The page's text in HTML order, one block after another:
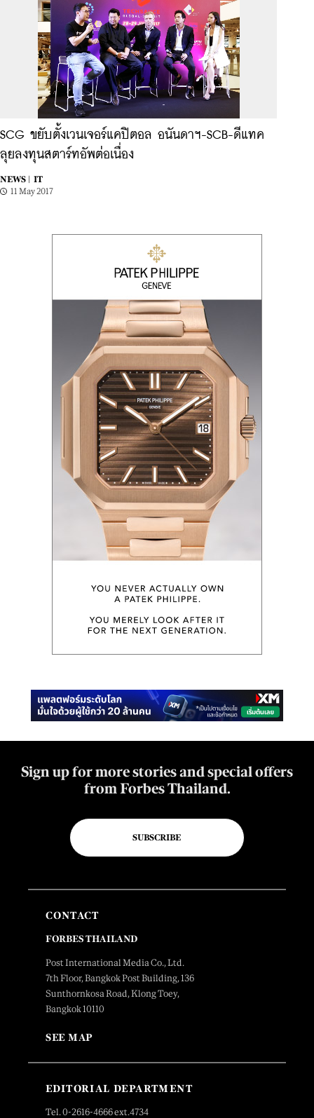
SCG ขยับตั้งเวนเจอร์แคปิตอล อนันดาฯ-SCB-ดีแทค
ลุยลงทุนสตาร์ทอัพต่อเนื่อง
NEWS |
IT
11 May 2017
Sign up for more stories and special offers
from Forbes Thailand.
SUBSCRIBE
CONTACT
FORBES THAILAND
Post International Media Co., Ltd.
7th Floor, Bangkok Post Building, 136
Sunthornkosa Road, Klong Toey,
Bangkok 10110
SEE MAP
EDITORIAL DEPARTMENT
Tel. 0-2616-4666 ext.4734